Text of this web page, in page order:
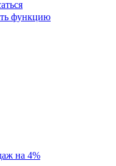
на 4%